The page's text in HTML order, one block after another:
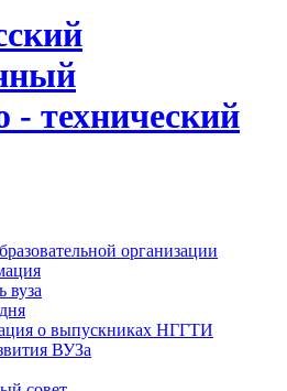
- технический
организации
вуза
о выпускниках НГГТИ
ВУЗа